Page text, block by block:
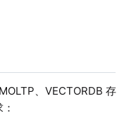
、VECTORDB 存